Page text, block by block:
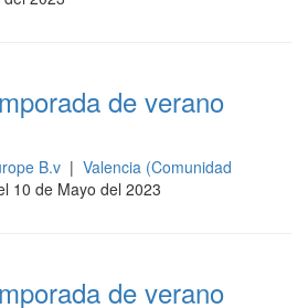
de verano
B.v | Valencia (Comunidad
10 de Mayo del 2023
de verano